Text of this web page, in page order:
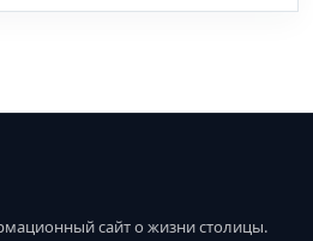
сайт о жизни столицы.